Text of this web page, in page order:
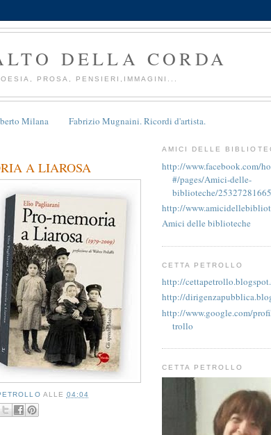
DELLA CORDA
PROSA, PENSIERI,IMMAGINI...
Milana Fabrizio Mugnaini. Ricordi d'artista.
A LIAROSA
ALLE 04:04
AMICI DELLE
http://www.facebook.com/
#/pages/Amici-delle-
biblioteche/
http://
Amici delle biblioteche
CETTA PETROLLO
http://
http://
http://www.google.com/
trollo
CETTA PETROLLO